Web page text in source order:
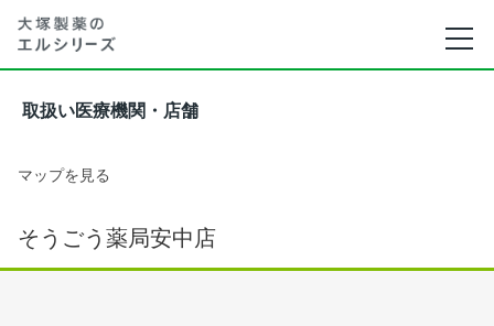
取扱い医療機関・店舗
マップを見る
そうごう薬局安中店